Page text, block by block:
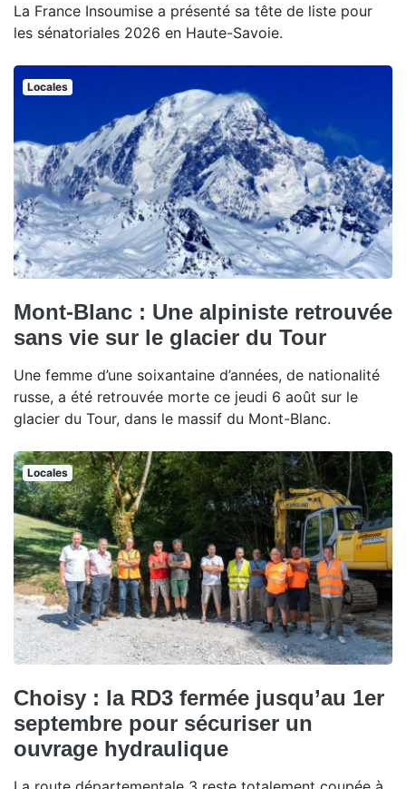
La France Insoumise a présenté sa tête de liste pour
les sénatoriales 2026 en Haute-Savoie.
Locales
Mont-Blanc : Une alpiniste retrouvée
sans vie sur le glacier du Tour
Une femme d’une soixantaine d’années, de nationalité
russe, a été retrouvée morte ce jeudi 6 août sur le
glacier du Tour, dans le massif du Mont-Blanc.
Locales
Choisy : la RD3 fermée jusqu’au 1er
septembre pour sécuriser un
ouvrage hydraulique